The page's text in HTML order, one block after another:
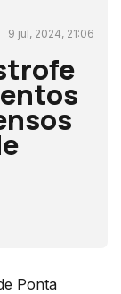
9 jul, 2024, 21:06
Ponta